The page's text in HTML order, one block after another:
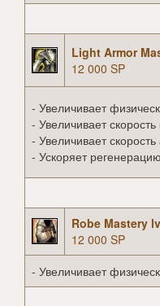
Light Armor
12 000 SP
- Увеличивает
- Увеличивает
- Увеличивает
- Ускоряет
Robe Mastery
12 000 SP
- Увеличивает